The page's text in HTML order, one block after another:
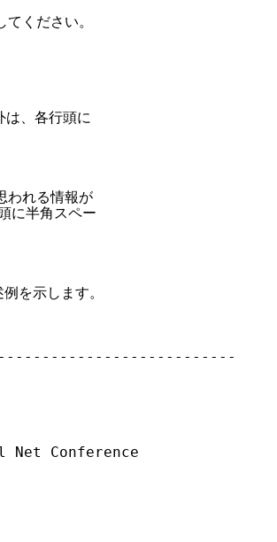
ください。
、各行頭に
われる情報が
に半角スペー
を示します。
Conference